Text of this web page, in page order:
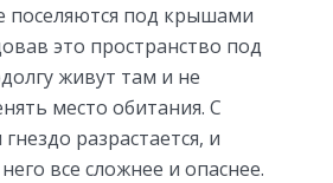
поселяются под крышами
это пространство под
живут там и не
место обитания. С
разрастается, и
все сложнее и опаснее.